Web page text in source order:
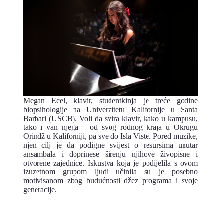
Megan Ecel, klavir, studentkinja je treće godine
biopsihologije na Univerzitetu Kalifornije u Santa
Barbari (USCB). Voli da svira klavir, kako u kampusu,
tako i van njega – od svog rodnog kraja u Okrugu
Orindž u Kaliforniji, pa sve do Isla Viste. Pored muzike,
njen cilj je da podigne svijest o resursima unutar
ansambala i doprinese širenju njihove živopisne i
otvorene zajednice. Iskustva koja je podijelila s ovom
izuzetnom grupom ljudi učinila su je posebno
motivisanom zbog budućnosti džez programa i svoje
generacije.